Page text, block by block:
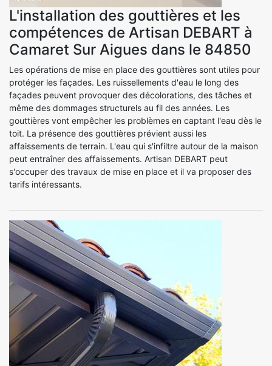
L'installation des gouttières et les
compétences de Artisan DEBART à
Camaret Sur Aigues dans le 84850
Les opérations de mise en place des gouttières sont utiles pour
protéger les façades. Les ruissellements d'eau le long des
façades peuvent provoquer des décolorations, des tâches et
même des dommages structurels au fil des années. Les
gouttières vont empêcher les problèmes en captant l'eau dès le
toit. La présence des gouttières prévient aussi les
affaissements de terrain. L'eau qui s'infiltre autour de la maison
peut entraîner des affaissements. Artisan DEBART peut
s'occuper des travaux de mise en place et il va proposer des
tarifs intéressants.